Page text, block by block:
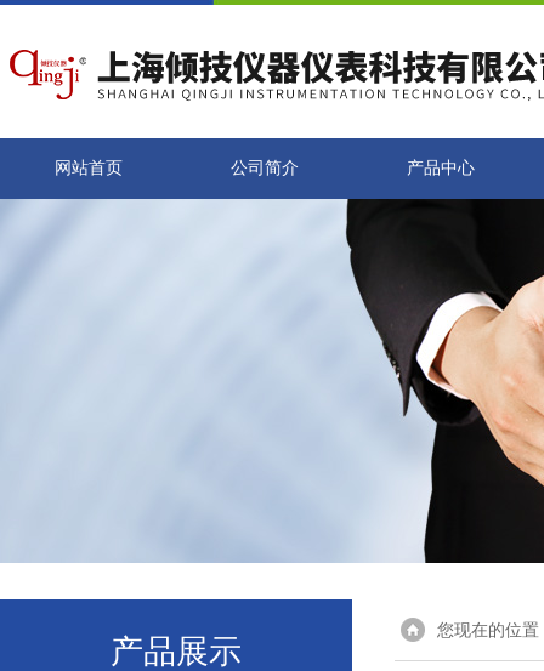
网站首页 公司简介 产品中心
产品展示
您现在的位置